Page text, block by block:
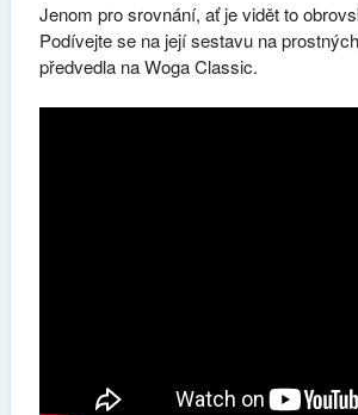
Jenom pro srovnání, ať je vidět to
Podívejte se na její sestavu na
předvedla na Woga Classic.